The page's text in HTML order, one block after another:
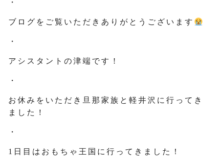
・
ブログをご覧いただきありがとうございます
・
アシスタントの津端です！
・
お休みをいただき旦那家族と軽井沢に行ってき
ました！
・
1日目はおもちゃ王国に行ってきました！